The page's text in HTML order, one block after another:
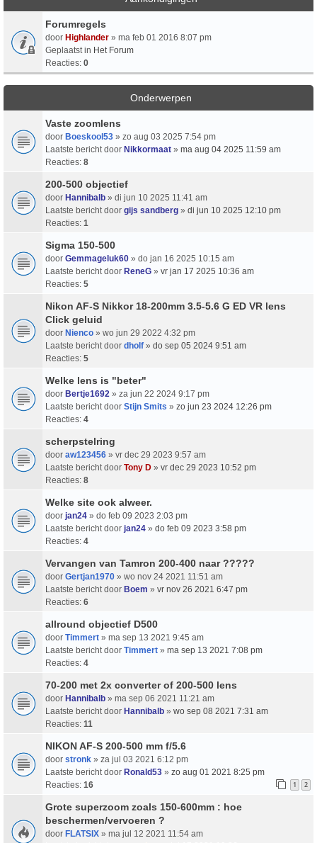
Forumregels
door Highlander » ma feb 01 2016 8:07 pm
Geplaatst in Het Forum
Reacties: 0
Onderwerpen
Vaste zoomlens
door Boeskool53 » zo aug 03 2025 7:54 pm
Laatste bericht door Nikkormaat » ma aug 04 2025 11:59 am
Reacties: 8
200-500 objectief
door Hannibalb » di jun 10 2025 11:41 am
Laatste bericht door gijs sandberg » di jun 10 2025 12:10 pm
Reacties: 1
Sigma 150-500
door Gemmageluk60 » do jan 16 2025 10:15 am
Laatste bericht door ReneG » vr jan 17 2025 10:36 am
Reacties: 5
Nikon AF-S Nikkor 18-200mm 3.5-5.6 G ED VR lens
Click geluid
door Nienco » wo jun 29 2022 4:32 pm
Laatste bericht door dholf » do sep 05 2024 9:51 am
Reacties: 5
Welke lens is "beter"
door Bertje1692 » za jun 22 2024 9:17 pm
Laatste bericht door Stijn Smits » zo jun 23 2024 12:26 pm
Reacties: 4
scherpstelring
door aw123456 » vr dec 29 2023 9:57 am
Laatste bericht door Tony D » vr dec 29 2023 10:52 pm
Reacties: 8
Welke site ook alweer.
door jan24 » do feb 09 2023 2:03 pm
Laatste bericht door jan24 » do feb 09 2023 3:58 pm
Reacties: 4
Vervangen van Tamron 200-400 naar ?????
door Gertjan1970 » wo nov 24 2021 11:51 am
Laatste bericht door Boem » vr nov 26 2021 6:47 pm
Reacties: 6
allround objectief D500
door Timmert » ma sep 13 2021 9:45 am
Laatste bericht door Timmert » ma sep 13 2021 7:08 pm
Reacties: 4
70-200 met 2x converter of 200-500 lens
door Hannibalb » ma sep 06 2021 11:21 am
Laatste bericht door Hannibalb » wo sep 08 2021 7:31 am
Reacties: 11
NIKON AF-S 200-500 mm f/5.6
door stronk » za jul 03 2021 6:12 pm
Laatste bericht door Ronald53 » zo aug 01 2021 8:25 pm
Reacties: 16 1 2
Grote superzoom zoals 150-600mm : hoe
beschermen/vervoeren ?
door FLATSIX » ma jul 12 2021 11:54 am